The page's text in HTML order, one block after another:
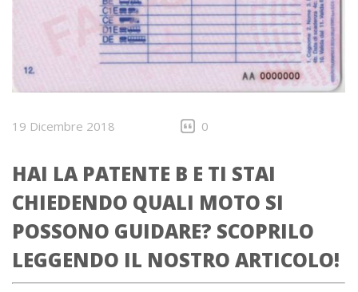
19 Dicembre 2018 0
HAI LA PATENTE B E TI STAI
CHIEDENDO QUALI MOTO SI
POSSONO GUIDARE? SCOPRILO
LEGGENDO IL NOSTRO ARTICOLO!